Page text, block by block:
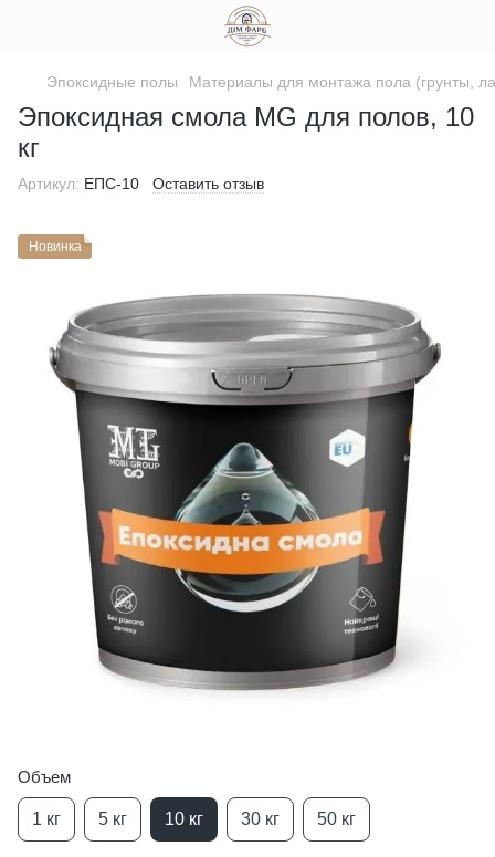
Эпоксидные полы Материалы для монтажа пола (грунты,
Эпоксидная смола MG для полов, 10
кг
Артикул: ЕПС-10 Оставить отзыв
Новинка
Объем
1 кг 5 кг 10 кг 30 кг 50 кг